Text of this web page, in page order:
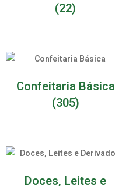
(22)
Confeitaria Básica
(305)
Doces, Leites e